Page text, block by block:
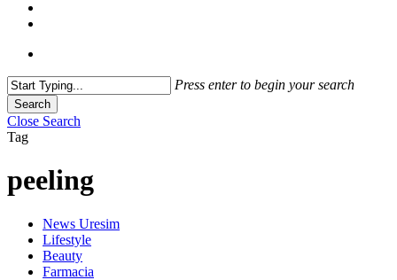
Press enter to begin your search
Search
Close Search
Tag
peeling
News Uresim
Lifestyle
Beauty
Farmacia